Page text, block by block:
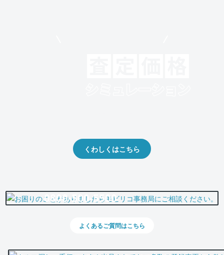
くわしくはこちら
0800-500-5500
よくあるご質問はこちら